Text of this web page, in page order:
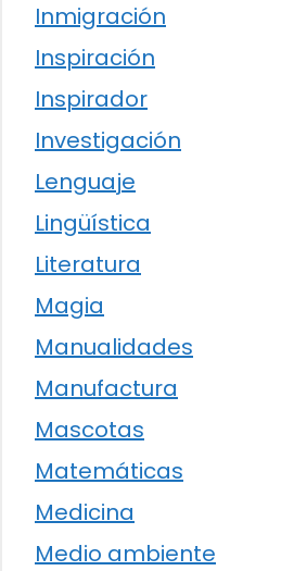
Inmigración
Inspiración
Inspirador
Investigación
Lenguaje
Lingüística
Literatura
Magia
Manualidades
Manufactura
Mascotas
Matemáticas
Medicina
Medio ambiente